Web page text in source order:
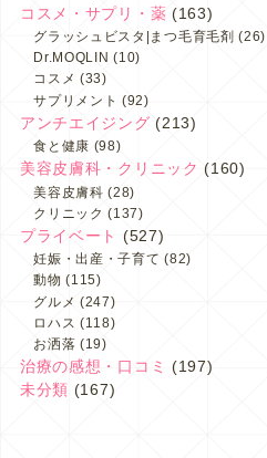
コスメ・サプリ・薬 (163)
グラッシュビスタ|まつ毛育毛剤 (26)
Dr.MOQLIN (10)
コスメ (33)
サプリメント (92)
アンチエイジング (213)
食と健康 (98)
美容皮膚科・クリニック (160)
美容皮膚科 (28)
クリニック (137)
プライベート (527)
妊娠・出産・子育て (82)
動物 (115)
グルメ (247)
ロハス (118)
お洒落 (19)
治療の感想・口コミ (197)
未分類 (167)